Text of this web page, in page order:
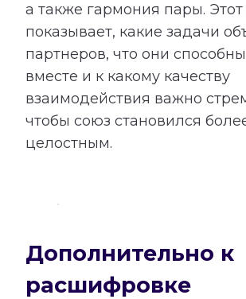
а также гармония пары.
показывает, какие задачи
партнеров, что они
вместе и к какому качеству
взаимодействия важно
чтобы союз становился
целостным.
Дополнительно к
расшифровке